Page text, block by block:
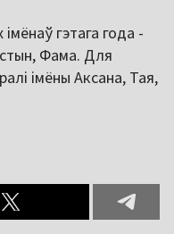
гэтага года -
Фама. Для
імёны Аксана, Тая,